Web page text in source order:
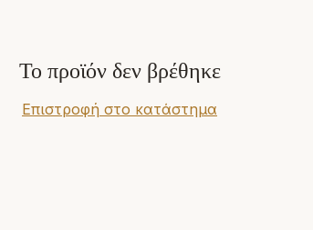
Το προϊόν δεν βρέθηκε
Επιστροφή στο κατάστημα